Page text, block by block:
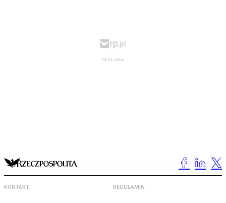
KONTAKT REGULAMIN